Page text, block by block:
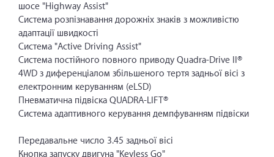
шосе "Highway Assist"
Система розпізнавання дорожніх знаків з можливістю
адаптації швидкості
Система "Active Driving Assist"
Система постійного повного приводу Quadra-Drive II®
4WD з диференціалом збільшеного тертя задньої вісі з
електронним керуванням (eLSD)
Пневматична підвіска QUADRA-LIFT®
Система адаптивного керування демпфуванням підвіски
Передавальне число 3.45 задньої вісі
Кнопка запуску двигуна "Keyless Go"